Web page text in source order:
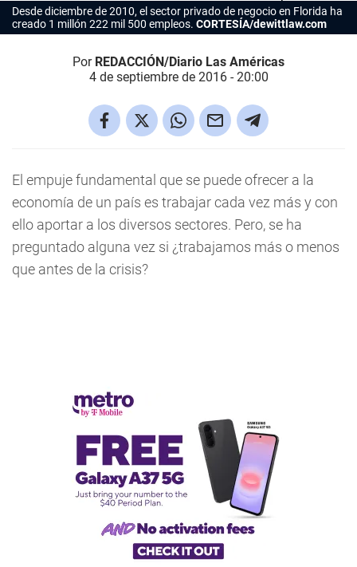
Desde diciembre de 2010, el sector privado de negocio en Florida ha
creado 1 millón 222 mil 500 empleos. CORTESÍA/dewittlaw.com
Por REDACCIÓN/Diario Las Américas
4 de septiembre de 2016 - 20:00
El empuje fundamental que se puede ofrecer a la
economía de un país es trabajar cada vez más y con
ello aportar a los diversos sectores. Pero, se ha
preguntado alguna vez si ¿trabajamos más o menos
que antes de la crisis?